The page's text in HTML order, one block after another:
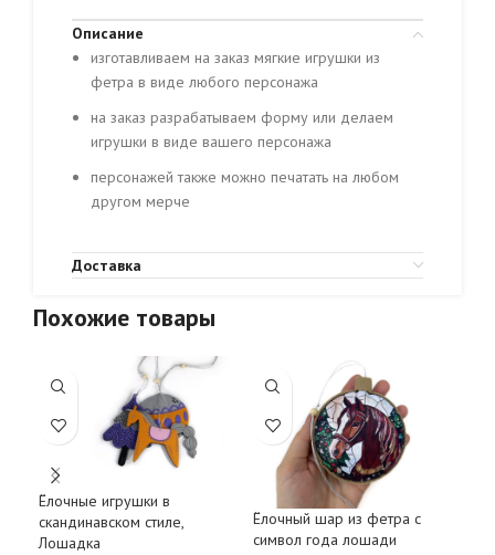
Описание
изготавливаем на заказ мягкие игрушки из
фетра в виде любого персонажа
на заказ разрабатываем форму или делаем
игрушки в виде вашего персонажа
персонажей также можно печатать на любом
другом мерче
Доставка
Похожие товары
Ёлочные игрушки в
скандинавском стиле,
Лошадка
Ёлочный шар из фетра с
символ года лошади